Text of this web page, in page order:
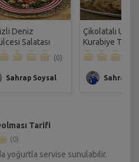
Deniz
Salatası
(0)
Sahrap Soysal
Çikolatalı
Kurabiye Tarifi
Sahrap
Tarifi
(0)
yoğurtla servise sunulabilir.